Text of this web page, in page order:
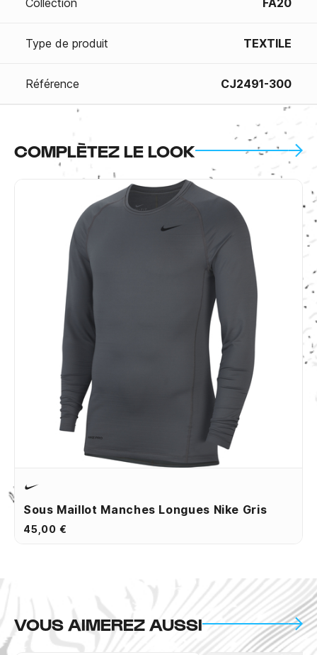
Collection FA20
Type de produit TEXTILE
Référence CJ2491-300
COMPLÈTEZ LE LOOK
Sous Maillot Manches Longues Nike Gris
45,00 €
VOUS AIMEREZ AUSSI